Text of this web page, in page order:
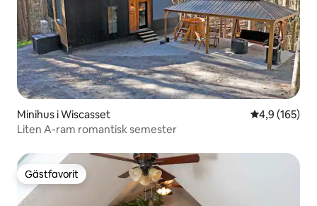
Minihus i Wiscasset 4,9 av 5 i
4,9 (165)
Liten A-ram romantisk semester
Gästfavorit
Gästfavorit